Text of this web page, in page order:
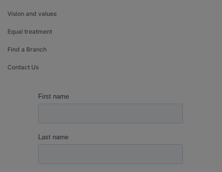
Vision and values
Equal treatment
Find a Branch
Contact Us